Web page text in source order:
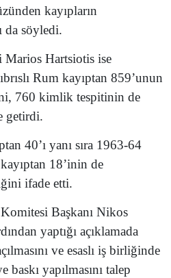
kayıpların
da söyledi.
Marios Hartsiotis ise
Rum kayıptan 859’unun
760 kimlik tespitinin de
getirdi.
40’ı yanı sıra 1963-64
18’inin de
ifade etti.
Başkanı Nikos
yaptığı açıklamada
ve esaslı iş birliğinde
yapılmasını talep